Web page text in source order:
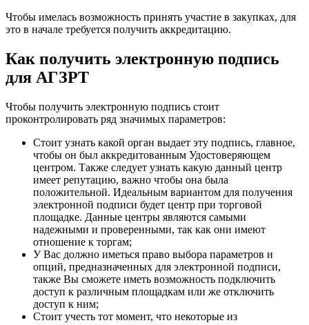
Чтобы имелась возможность принять участие в закупках, для
это в начале требуется получить аккредитацию.
Как получить электронную подпись
для АГЗРТ
Чтобы получить электронную подпись стоит
проконтролировать ряд значимых параметров:
Стоит узнать какой орган выдает эту подпись, главное,
чтобы он был аккредитованным Удостоверяющем
центром. Также следует узнать какую данный центр
имеет репутацию, важно чтобы она была
положительной. Идеальным вариантом для получения
электронной подписи будет центр при торговой
площадке. Данные центры являются самыми
надежными и проверенными, так как они имеют
отношение к торгам;
У Вас должно иметься право выбора параметров и
опций, предназначенных для электронной подписи,
также Вы сможете иметь возможность подключить
доступ к различным площадкам или же отключить
доступ к ним;
Стоит учесть тот момент, что некоторые из